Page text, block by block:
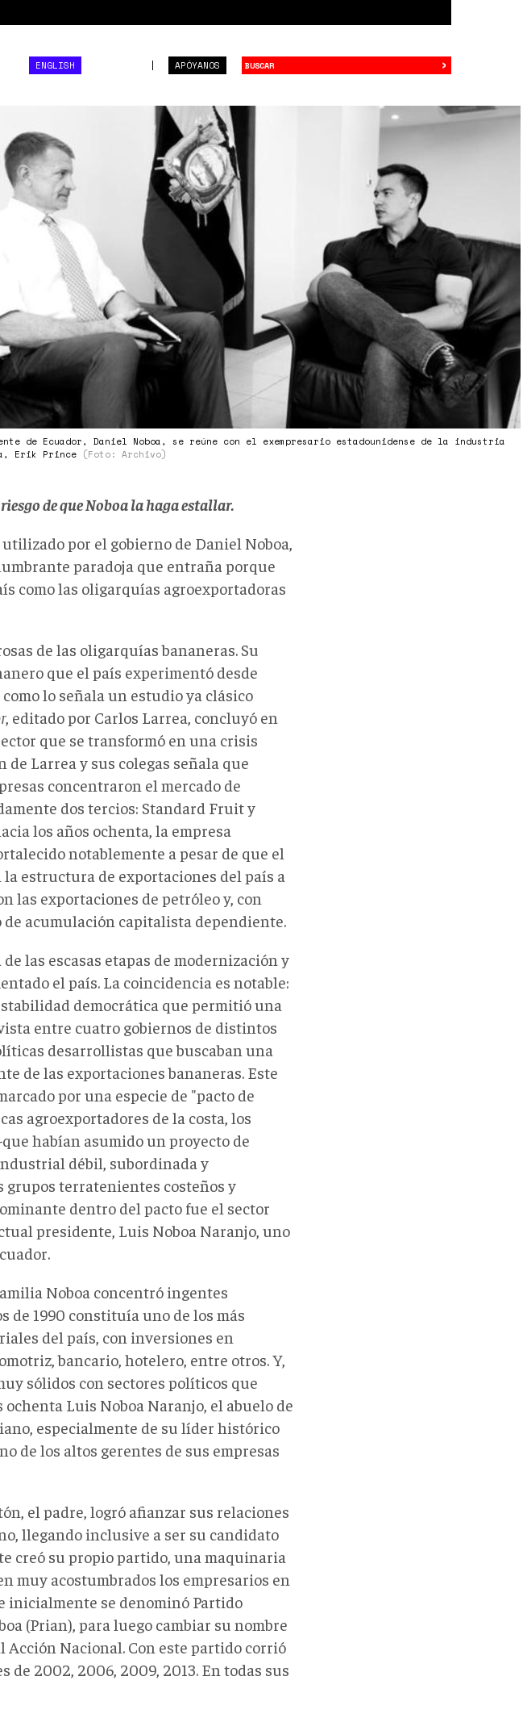
APÓYANOS
ENGLISH ›
de Ecuador, Daniel Noboa, se reúne con el exempresario estadounidense de la industria
Erik Prince (Foto: Archivo)
de que Noboa la haga estallar.
por el gobierno de Daniel Noboa,
paradoja que entraña porque
como las oligarquías agroexportadoras
de las oligarquías bananeras. Su
que el país experimentó desde
lo señala un estudio ya clásico
, editado por Carlos Larrea, concluyó en
que se transformó en una crisis
Larrea y sus colegas señala que
concentraron el mercado de
dos tercios: Standard Fruit y
los años ochenta, la empresa
notablemente a pesar de que el
estructura de exportaciones del país a
las exportaciones de petróleo y, con
acumulación capitalista dependiente.
las escasas etapas de modernización y
el país. La coincidencia es notable:
democrática que permitió una
entre cuatro gobiernos de distintos
desarrollistas que buscaban una
de las exportaciones bananeras. Este
por una especie de "pacto de
agroexportadores de la costa, los
habían asumido un proyecto de
débil, subordinada y
terratenientes costeños y
dentro del pacto fue el sector
presidente, Luis Noboa Naranjo, uno
Noboa concentró ingentes
de 1990 constituía uno de los más
del país, con inversiones en
bancario, hotelero, entre otros. Y,
sólidos con sectores políticos que
Luis Noboa Naranjo, el abuelo de
especialmente de su líder histórico
de los altos gerentes de sus empresas
el padre, logró afianzar sus relaciones
llegando inclusive a ser su candidato
creó su propio partido, una maquinaria
muy acostumbrados los empresarios en
inicialmente se denominó Partido
(Prian), para luego cambiar su nombre
Nacional. Con este partido corrió
de 2002, 2006, 2009, 2013. En todas sus